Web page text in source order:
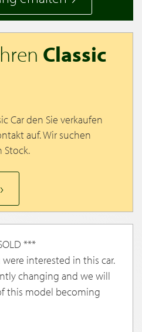
Classic
Car den Sie verkaufen
auf. Wir suchen
Stock.
***
interested in this car.
changing and we will
this model becoming